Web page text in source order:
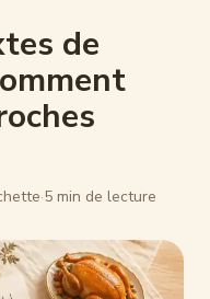
de
·5 min de lecture